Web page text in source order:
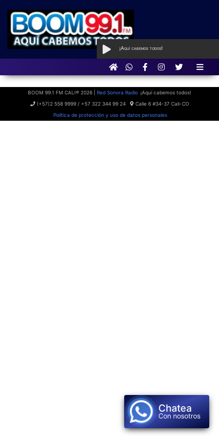
AL AIRE
con Boom Party
¡Aquí cabemos todos!
Chatea
Con nosotros
BOOM 99.1 FM CALI® 2026 | Red Sonora Radio ¡Aquí cabemos todos!
(+57)2 558 9999 / +57 322 344 99 24
Calle 6 #34-37 Cali-CO
Política de protección y uso de datos personales